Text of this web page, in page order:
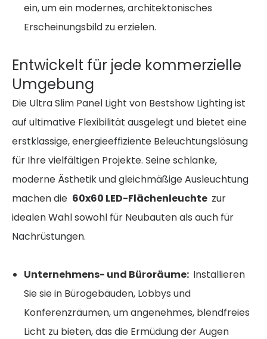
ein, um ein modernes, architektonisches
Erscheinungsbild zu erzielen.
Entwickelt für jede kommerzielle
Umgebung
Die Ultra Slim Panel Light von Bestshow Lighting ist
auf ultimative Flexibilität ausgelegt und bietet eine
erstklassige, energieeffiziente Beleuchtungslösung
für Ihre vielfältigen Projekte. Seine schlanke,
moderne Ästhetik und gleichmäßige Ausleuchtung
machen die 60x60 LED-Flächenleuchte zur
idealen Wahl sowohl für Neubauten als auch für
Nachrüstungen.
Unternehmens- und Büroräume: Installieren
Sie sie in Bürogebäuden, Lobbys und
Konferenzräumen, um angenehmes, blendfreies
Licht zu bieten, das die Ermüdung der Augen